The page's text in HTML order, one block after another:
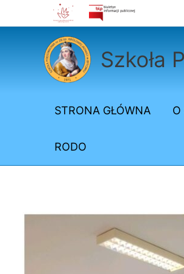
Szkoła
STRONA GŁÓWNA O
RODO